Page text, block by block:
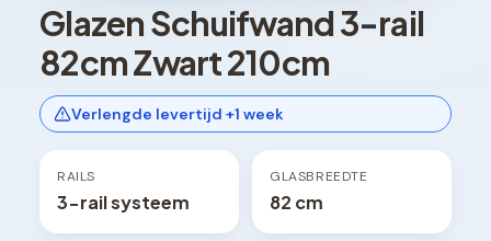
Glazen Schuifwand 3-rail
82cm Zwart 210cm
Verlengde levertijd +1 week
RAILS
3-rail systeem
GLASBREEDTE
82 cm